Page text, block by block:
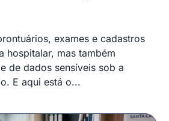
exames e cadastros
hospitalar, mas também
de dados sensíveis sob a
E aqui está o...